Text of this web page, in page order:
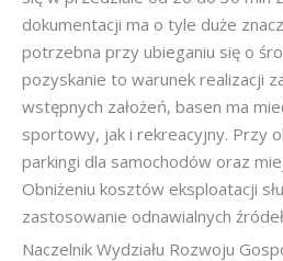
dokumentacji ma o tyle duże
potrzebna przy ubieganiu się o
pozyskanie to warunek realizacji
wstępnych założeń, basen ma
sportowy, jak i rekreacyjny. Przy
parkingi dla samochodów oraz
Obniżeniu kosztów eksploatacji
zastosowanie odnawialnych
Naczelnik Wydziału Rozwoju